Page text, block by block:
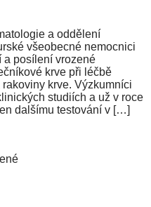
a oddělení
všeobecné nemocnici
a posílení vrozené
krve při léčbě
krve. Výzkumníci
studiích a už v roce
dalšímu testování v […]
u